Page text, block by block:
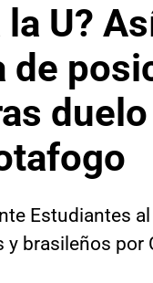
U?
de
Estudiantes
y brasileños por